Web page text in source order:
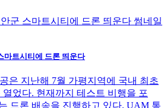
마트시티에 드론 띄운다
은 지난해 7월 가평지역에 국내 최초
열었다. 현재까지 테스트 비행을 포
드론 배송을 진행하고 있다. UAM 통